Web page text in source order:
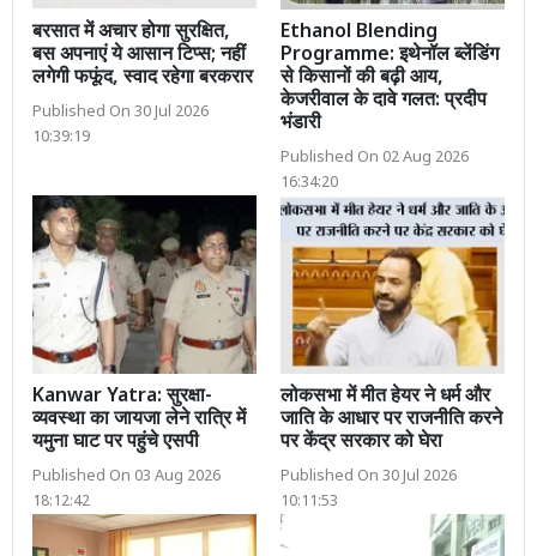
बरसात में अचार होगा सुरक्षित,
बस अपनाएं ये आसान टिप्स; नहीं
लगेगी फफूंद, स्वाद रहेगा बरकरार
Published On 30 Jul 2026
10:39:19
Ethanol Blending
Programme: इथेनॉल ब्लेंडिंग
से किसानों की बढ़ी आय,
केजरीवाल के दावे गलत: प्रदीप
भंडारी
Published On 02 Aug 2026
16:34:20
Kanwar Yatra: सुरक्षा-
व्यवस्था का जायजा लेने रात्रि में
यमुना घाट पर पहुंचे एसपी
Published On 03 Aug 2026
18:12:42
लोकसभा में मीत हेयर ने धर्म और
जाति के आधार पर राजनीति करने
पर केंद्र सरकार को घेरा
Published On 30 Jul 2026
10:11:53